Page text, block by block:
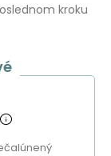
kroku